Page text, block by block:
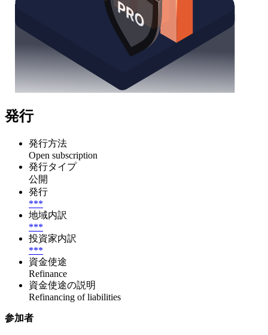
発行
発行方法
Open subscription
発行タイプ
公開
発行
***
地域内訳
***
投資家内訳
***
資金使途
Refinance
資金使途の説明
Refinancing of liabilities
参加者